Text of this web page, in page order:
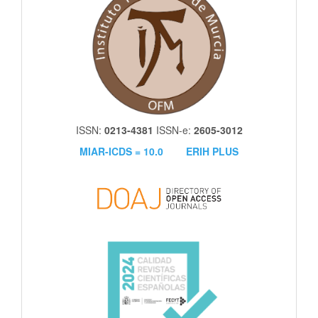
ISSN: 0213-4381 ISSN-e: 2605-3012
MIAR-ICDS = 10.0
ERIH PLUS